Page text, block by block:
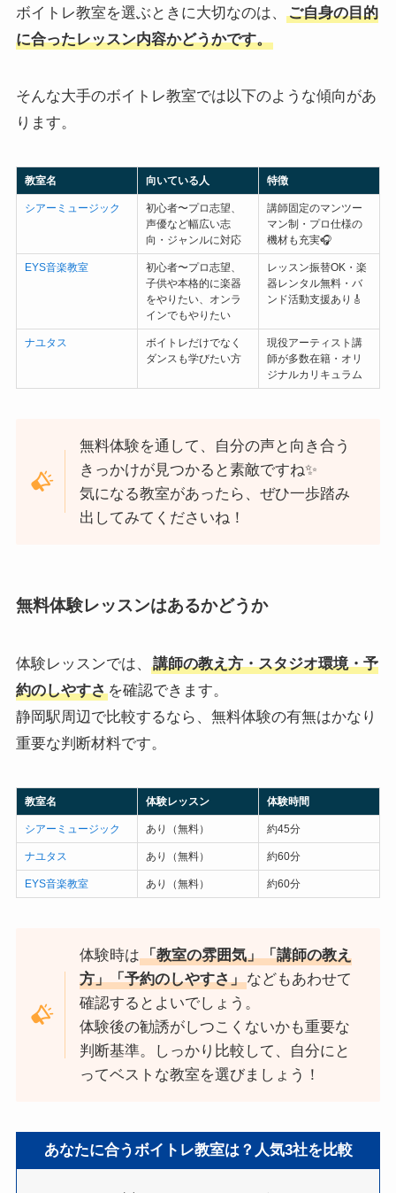
ボイトレ教室を選ぶときに大切なのは、
ご自身の目的
に合ったレッスン内容かどうかです。
そんな大手のボイトレ教室では以下のような傾向があ
ります。
教室名 向いている人 特徴
シアーミュージック
初心者〜プロ志望、
声優など幅広い志
向・ジャンルに対応
講師固定のマンツー
マン制・プロ仕様の
機材も充実🎧
EYS音楽教室
初心者〜プロ志望、
子供や本格的に楽器
をやりたい、オンラ
インでもやりたい
レッスン振替OK・楽
器レンタル無料・バ
ンド活動支援あり🎸
ナユタス
ボイトレだけでなく
ダンスも学びたい方
現役アーティスト講
師が多数在籍・オリ
ジナルカリキュラム
無料体験を通して、自分の声と向き合う
きっかけが見つかると素敵ですね✨
気になる教室があったら、ぜひ一歩踏み
出してみてくださいね！
無料体験レッスンはあるかどうか
体験レッスンでは、
講師の教え方・スタジオ環境・予
約のしやすさを確認できます。
静岡駅周辺で比較するなら、無料体験の有無はかなり
重要な判断材料です。
教室名 体験レッスン 体験時間
シアーミュージック あり（無料） 約45分
ナユタス あり（無料） 約60分
EYS音楽教室 あり（無料） 約60分
体験時は「教室の雰囲気」「講師の教え
方」「予約のしやすさ」などもあわせて
確認するとよいでしょう。
体験後の勧誘がしつこくないかも重要な
判断基準。しっかり比較して、自分にと
ってベストな教室を選びましょう！
あなたに合うボイトレ教室は？人気3社を比較